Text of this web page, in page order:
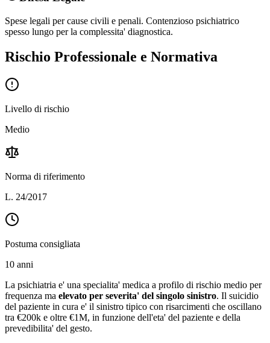
Spese legali per cause civili e penali. Contenzioso psichiatrico
spesso lungo per la complessita' diagnostica.
Rischio Professionale e Normativa
Livello di rischio
Medio
Norma di riferimento
L. 24/2017
Postuma consigliata
10 anni
La psichiatria e' una specialita' medica a profilo di rischio medio per
frequenza ma elevato per severita' del singolo sinistro. Il suicidio
del paziente in cura e' il sinistro tipico con risarcimenti che oscillano
tra €200k e oltre €1M, in funzione dell'eta' del paziente e della
prevedibilita' del gesto.